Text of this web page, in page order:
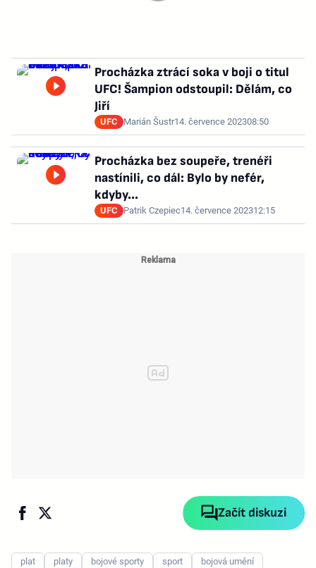
Procházka ztrácí soka v boji o titul
UFC! Šampion odstoupil: Dělám, co
Jiří
UFC Marián Šustr14. července 202308:50
Procházka bez soupeře, trenéři
nastínili, co dál: Bylo by nefér,
kdyby...
UFC Patrik Czepiec14. července 202312:15
Začít diskuzi
plat platy bojové sporty sport
bojová umění